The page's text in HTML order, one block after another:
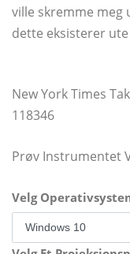
ville skremme meg
dette eksisterer
New York Times
118346
Prøv Instrumentet
Velg